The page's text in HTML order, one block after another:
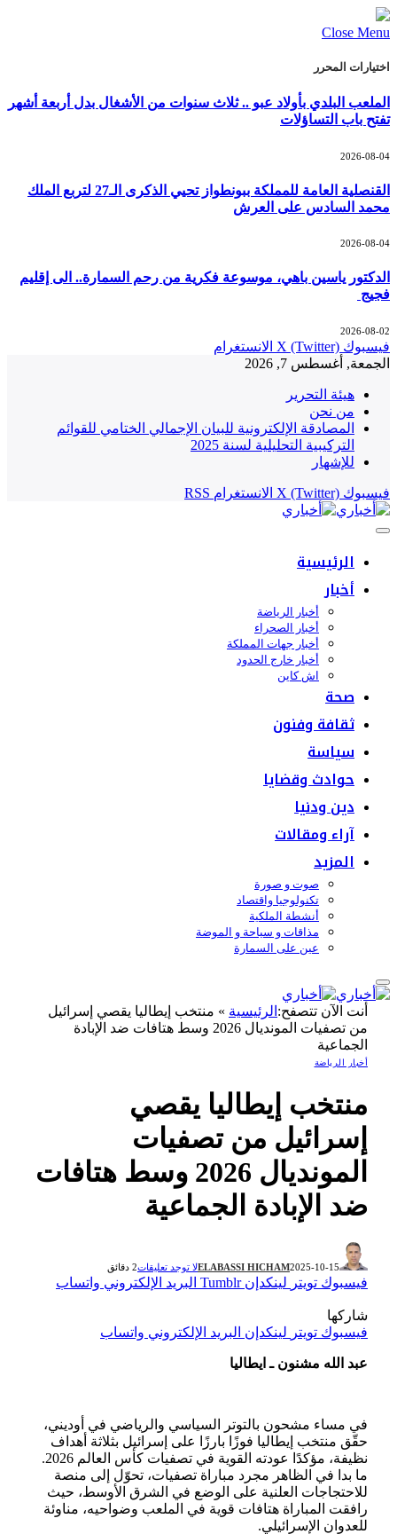
Close Menu
اختيارات المحرر
الملعب البلدي بأولاد عبو .. ثلاث سنوات من الأشغال بدل أربعة أشهر
تفتح باب التساؤلات
2026-08-04
القنصلية العامة للمملكة ببونطواز تحيي الذكرى الـ27 لتربع الملك
محمد السادس على العرش
2026-08-04
الدكتور ياسين باهي، موسوعة فكرية من رحم السمارة.. الى إقليم
فجيج
2026-08-02
فيسبوك X (Twitter) الانستغرام
الجمعة, أغسطس 7, 2026
هيئة التحرير
من نحن
المصادقة الإلكترونية للبيان الإجمالي الختامي للقوائم
التركيبية التحليلية لسنة 2025
للإشهار
فيسبوك X (Twitter) الانستغرام RSS
الرئيسية
أخبار
أخبار الرياضة
أخبار الصحراء
أخبار جهات المملكة
أخبار خارج الحدود
اش كاين
صحة
ثقافة وفنون
سياسة
حوادث وقضايا
دين ودنيا
آراء ومقالات
المزيد
صوت و صورة
تكنولوجيا واقتصاد
أنشطة الملكية
مذاقات و سياحة و الموضة
عين على السمارة
أنت الآن تتصفح:الرئيسية»منتخب إيطاليا يقصي إسرائيل
من تصفيات المونديال 2026 وسط هتافات ضد الإبادة
الجماعية
أخبار الرياضة
منتخب إيطاليا يقصي
إسرائيل من تصفيات
المونديال 2026 وسط هتافات
ضد الإبادة الجماعية
ELABASSI HICHAM2025-10-15 لا توجد تعليقات2 دقائق
فيسبوك تويتر لينكدإن Tumblr البريد الإلكتروني واتساب
شاركها
فيسبوك تويتر لينكدإن البريد الإلكتروني واتساب
عبد الله مشنون ـ ايطاليا
في مساء مشحون بالتوتر السياسي والرياضي في أوديني،
حقّق منتخب إيطاليا فوزًا بارزًا على إسرائيل بثلاثة أهداف
نظيفة، مؤكدًا عودته القوية في تصفيات كأس العالم 2026.
ما بدا في الظاهر مجرد مباراة تصفيات، تحوّل إلى منصة
للاحتجاجات العلنية على الوضع في الشرق الأوسط، حيث
رافقت المباراة هتافات قوية في الملعب وضواحيه، مناوئة
للعدوان الإسرائيلي.